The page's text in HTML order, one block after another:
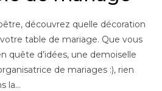
découvrez quelle décoration
table de mariage. Que vous
quête d’idées, une demoiselle
de mariages :), rien
la…